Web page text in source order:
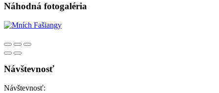
Náhodná fotogaléria
Návštevnosť
Návštevnosť: